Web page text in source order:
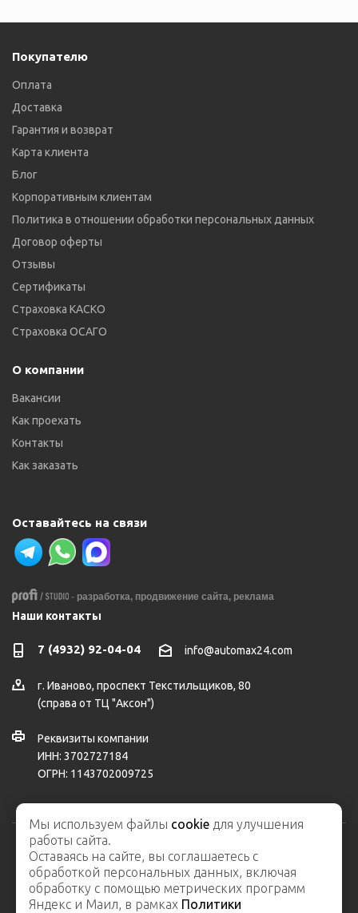
Покупателю
Оплата
Доставка
Гарантия и возврат
Карта клиента
Блог
Корпоративным клиентам
Политика в отношении обработки персональных данных
Договор оферты
Отзывы
Сертификаты
Страховка КАСКО
Страховка ОСАГО
О компании
Вакансии
Как проехать
Контакты
Как заказать
Оставайтесь на связи
- разработка, продвижение сайта, реклама
Наши контакты
7 (4932) 92-04-04 info@automax24.com
г. Иваново, проспект Текстильщиков, 80
(справа от ТЦ "Аксон")
Реквизиты компании
ИНН: 3702727184
ОГРН: 1143702009725
2026 © ООО "АвтоМакс" – интернет-магазин автозапчастей и
автосервис
Карта сайта
Мы используем файлы cookie для улучшения
работы сайта.
Оставаясь на сайте, вы соглашаетесь с
обработкой персональных данных, включая
обработку с помощью метрических программ
Яндекс и Маил, в рамках Политики